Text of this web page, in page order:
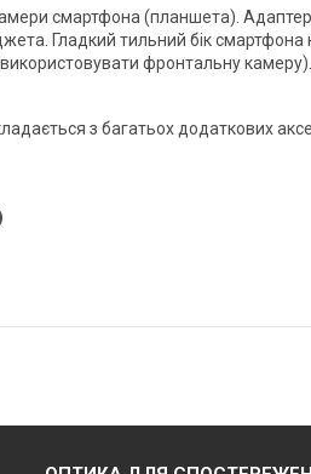
смартфона (планшета). Адаптер
Гладкий тильний бік
фронтальну камеру).
з багатьох додаткових